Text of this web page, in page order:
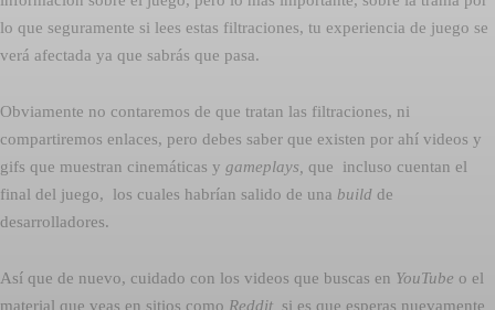
lo que seguramente si lees estas filtraciones, tu experiencia de juego se
verá afectada ya que sabrás que pasa.
Obviamente no contaremos de que tratan las filtraciones, ni
compartiremos enlaces, pero debes saber que existen por ahí videos y
gifs que muestran cinemáticas y gameplays, que incluso cuentan el
final del juego, los cuales habrían salido de una build de
desarrolladores.
Así que de nuevo, cuidado con los videos que buscas en YouTube o el
material que veas en sitios como Reddit, si es que esperas nuevamente